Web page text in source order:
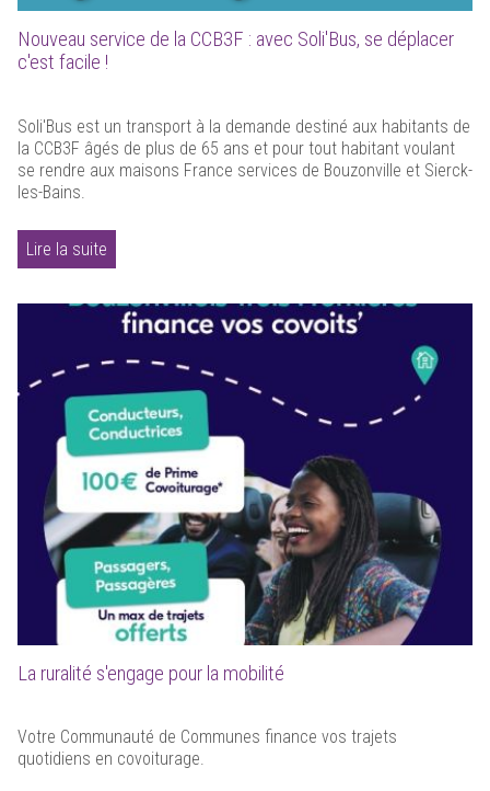
Nouveau service de la CCB3F : avec Soli'Bus, se déplacer
c'est facile !
Soli'Bus est un transport à la demande destiné aux habitants de
la CCB3F âgés de plus de 65 ans et pour tout habitant voulant
se rendre aux maisons France services de Bouzonville et Sierck-
les-Bains.
Lire la suite
La ruralité s'engage pour la mobilité
Votre Communauté de Communes finance vos trajets
quotidiens en covoiturage.